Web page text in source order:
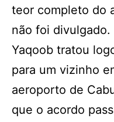
teor completo do
não foi
Yaqoob tratou
para um vizinho
aeroporto de
que o acordo